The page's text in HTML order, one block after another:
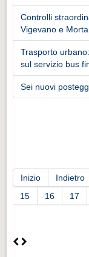
Controlli
Vigevano e
Trasporto
sul servizio bus
Sei nuovi
Inizio
Indietro
15
16 17